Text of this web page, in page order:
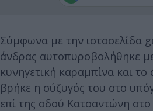
Σύμφωνα με την ιστοσελίδα
άνδρας αυτοπυροβολήθηκε
κυνηγετική καραμπίνα και
βρήκε η σύζυγός του στο
επί της οδού Κατσαντώνη